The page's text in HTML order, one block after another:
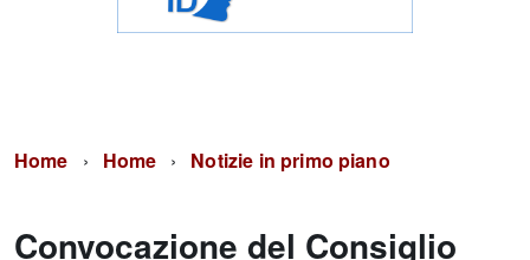
Home Home Notizie in primo piano
Convocazione del Consiglio